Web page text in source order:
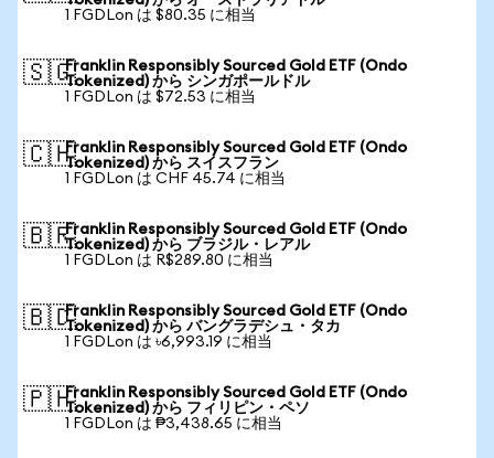
1 FGDLon は $80.35 に相当
🇸🇬Franklin Responsibly Sourced Gold ETF (Ondo
Tokenized) から シンガポールドル
1 FGDLon は $72.53 に相当
🇨🇭Franklin Responsibly Sourced Gold ETF (Ondo
Tokenized) から スイスフラン
1 FGDLon は CHF 45.74 に相当
🇧🇷Franklin Responsibly Sourced Gold ETF (Ondo
Tokenized) から ブラジル・レアル
1 FGDLon は R$289.80 に相当
🇧🇩Franklin Responsibly Sourced Gold ETF (Ondo
Tokenized) から バングラデシュ・タカ
1 FGDLon は ৳6,993.19 に相当
🇵🇭Franklin Responsibly Sourced Gold ETF (Ondo
Tokenized) から フィリピン・ペソ
1 FGDLon は ₱3,438.65 に相当